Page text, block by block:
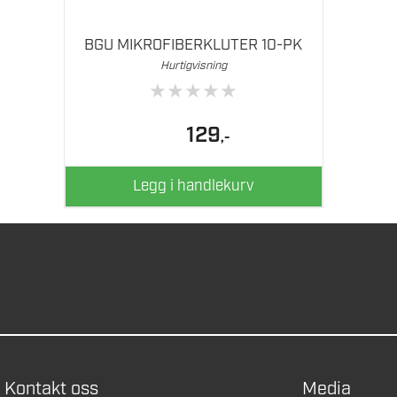
BGU MIKROFIBERKLUTER 10-PK
Hurtigvisning
★★★★★
129,-
Legg i handlekurv
Kontakt oss Media